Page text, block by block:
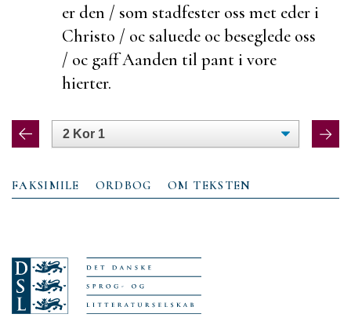
er den / som stadfester oss met eder i
Christo / oc saluede ocbeseglede oss
/ oc gaff Aanden til pant i vore
hierter.
FAKSIMILE ORDBOG OM TEKSTEN